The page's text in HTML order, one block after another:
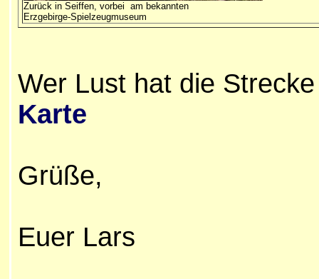
Zurück in Seiffen, vorbei am bekannten
Erzgebirge-Spielzeugmuseum
Wer Lust hat die
Karte
Grüße,
Euer Lars